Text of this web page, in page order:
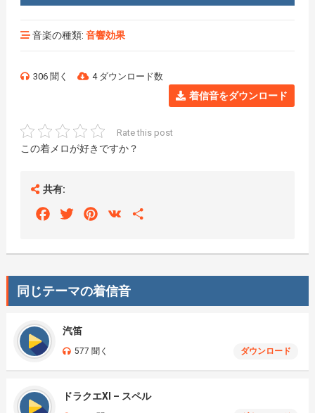
音楽の種類: 音響効果
306 聞く 4 ダウンロード数
着信音をダウンロード
Rate this post
この着メロが好きですか？
共有:
FacebookTwitterPinterest
VK
同じテーマの着信音
汽笛
577 聞く ダウンロード
ドラクエXI – スペル